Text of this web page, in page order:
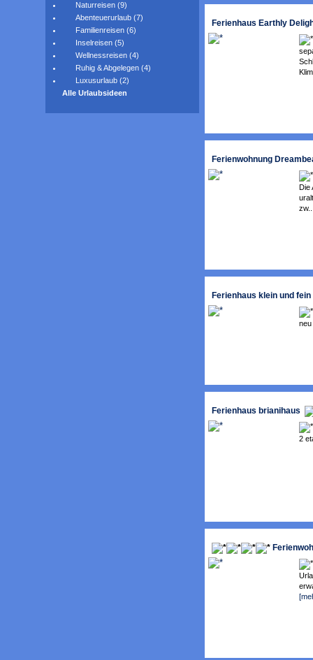
Naturreisen (9)
Abenteuerurlaub (7)
Familienreisen (6)
Inselreisen (5)
Wellnessreisen (4)
Ruhig & Abgelegen (4)
Luxusurlaub (2)
Alle Urlaubsideen
Ferienhaus Earthly
Ferienwohnung
Die
Ferienhaus klein und fein
Ferienhaus brianihaus
2